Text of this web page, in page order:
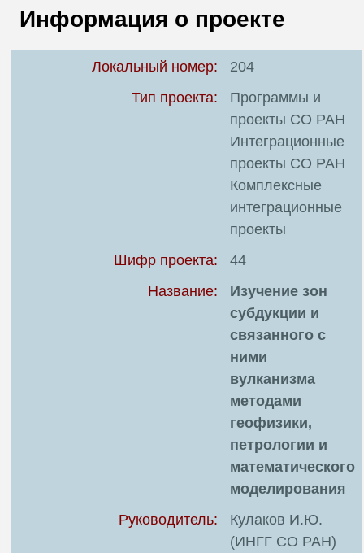
Т
Информация о проекте
Локальный номер:
204
Тип проекта:
Программы и
проекты СО РАН
Интеграционные
проекты СО РАН
Комплексные
интеграционные
проекты
Шифр проекта:
44
Название:
Изучение зон
субдукции и
связанного с
ними
вулканизма
методами
геофизики,
петрологии и
математического
моделирования
Руководитель:
Кулаков И.Ю.
(ИНГГ СО РАН)